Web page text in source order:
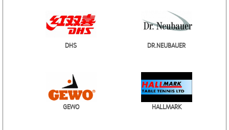
DHS DR.NEUBAUER
GEWO HALLMARK